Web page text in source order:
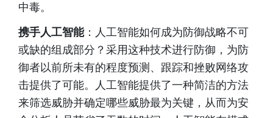
中毒。
携手人工智能：人工智能如何成为防御战略不可
或缺的组成部分？采用这种技术进行防御，为防
御者以前所未有的程度预测、跟踪和挫败网络攻
击提供了可能。人工智能提供了一种简洁的方法
来筛选威胁并确定哪些威胁最为关键，从而为安